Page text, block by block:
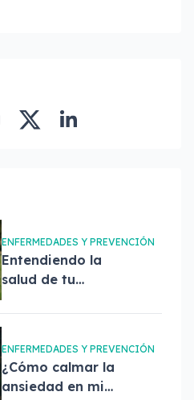
ENFERMEDADES Y PREVENCIÓN
Entendiendo la
salud de tu
de sus heces
ENFERMEDADES Y PREVENCIÓN
¿Cómo calmar la
ansiedad en mi